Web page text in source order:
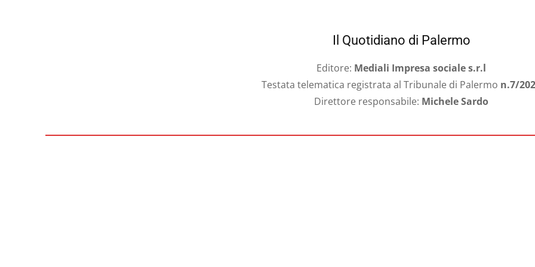
Il Quotidiano di Palermo
Editore: Mediali Impresa sociale s.r.l
Testata telematica registrata al Tribunale di Palermo n.7/
Direttore responsabile: Michele Sardo